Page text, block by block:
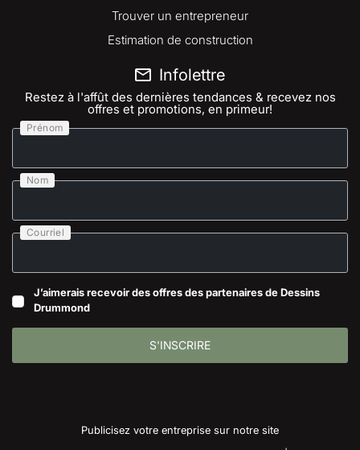
Trouver un entrepreneur
Estimation de construction
Infolettre
Restez à l'affût des dernières tendances & recevez nos
offres et promotions, en primeur!
Prénom
Nom
Courriel
J’aimerais recevoir des offres des partenaires de Dessins
Drummond
S'INSCRIRE
Publicisez votre entreprise sur notre site